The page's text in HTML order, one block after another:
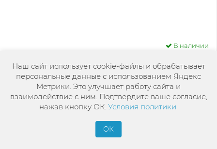
В наличии
Кронштейн горизонтальный MS 031
120
Наш сайт использует cookie-файлы и обрабатывает
персональные данные с использованием Яндекс
Метрики. Это улучшает работу сайта и
взаимодействие с ним. Подтвердите ваше согласие,
нажав кнопку ОК. Условия политики.
ОК